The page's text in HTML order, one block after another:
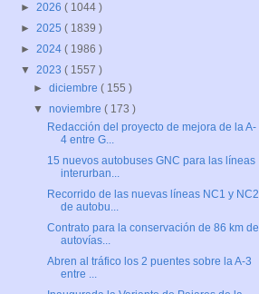
► 2026 ( 1044 )
► 2025 ( 1839 )
► 2024 ( 1986 )
▼ 2023 ( 1557 )
►diciembre( 155 )
▼noviembre( 173 )
Redacción del proyecto de mejora de la A-
4 entre G...
15 nuevos autobuses GNC para las líneas
interurban...
Recorrido de las nuevas líneas NC1 y NC2
de autobu...
Contrato para la conservación de 86 km de
autovías...
Abren al tráfico los 2 puentes sobre la A-3
entre ...